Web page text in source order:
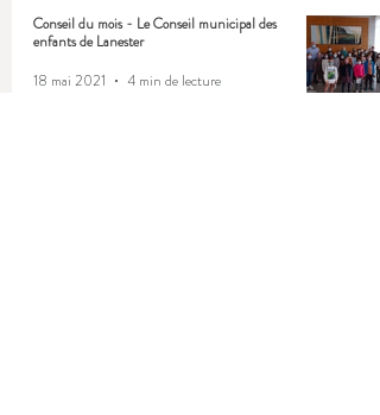
Conseil du mois - Le Conseil municipal des
enfants de Lanester
18 mai 2021
4 min de lecture